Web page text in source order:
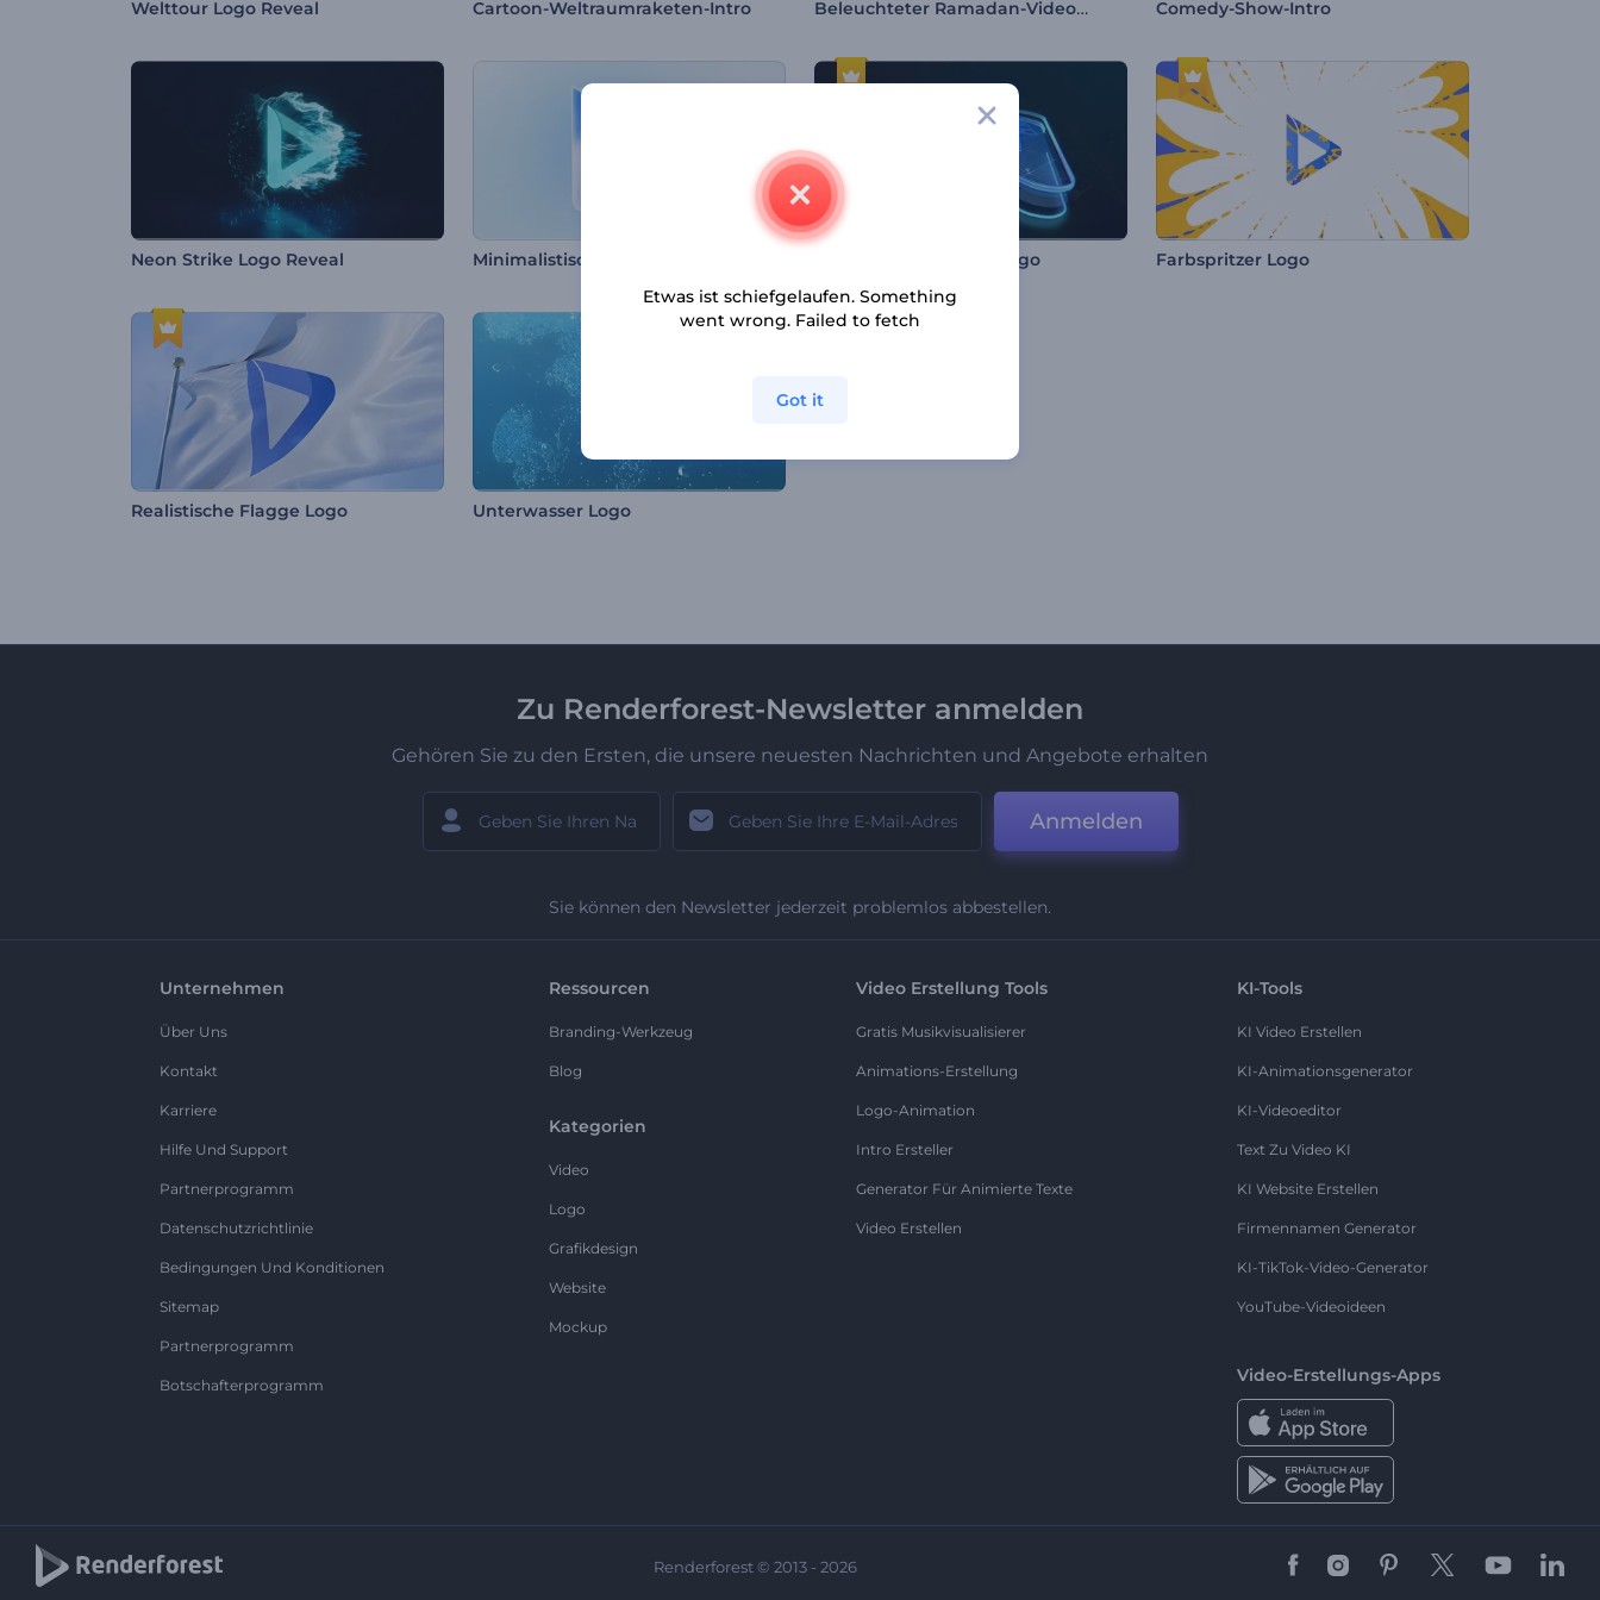
Welttour Logo Reveal Cartoon-Weltraumraketen-Intro Beleuchteter Ramadan-Video-Opener Comedy-Show-Intro
Neon Strike Logo Reveal Digitales Bewegungslogo Farbspritzer Logo
Realistische Flagge Logo Unterwasser Logo
Zu Renderforest-Newsletter anmelden
Gehören Sie zu den Ersten, die unsere neuesten Nachrichten und Angebote erhalten
Anmelden
Sie können den Newsletter jederzeit problemlos abbestellen.
Unternehmen
Über Uns
Kontakt
Karriere
Hilfe Und Support
Partnerprogramm
Datenschutzrichtlinie
Bedingungen Und Konditionen
Sitemap
Partnerprogramm
Botschafterprogramm
Ressourcen
Branding-Werkzeug
Blog
Kategorien
Video
Logo
Grafikdesign
Website
Mockup
Video Erstellung Tools
Gratis Musikvisualisierer
Animations-Erstellung
Logo-Animation
Intro Ersteller
Generator Für Animierte Texte
Video Erstellen
KI-Tools
KI Video Erstellen
KI-Animationsgenerator
KI-Videoeditor
Text Zu Video KI
KI Website Erstellen
Firmennamen Generator
KI-TikTok-Video-Generator
YouTube-Videoideen
Video-Erstellungs-Apps
Renderforest © 2013 - 2026
Etwas ist schiefgelaufen. Something
went wrong. Failed to fetch
Got it